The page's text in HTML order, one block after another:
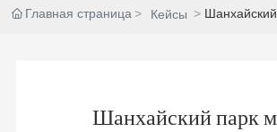
Главная страница Кейсы
Шанхайский парк